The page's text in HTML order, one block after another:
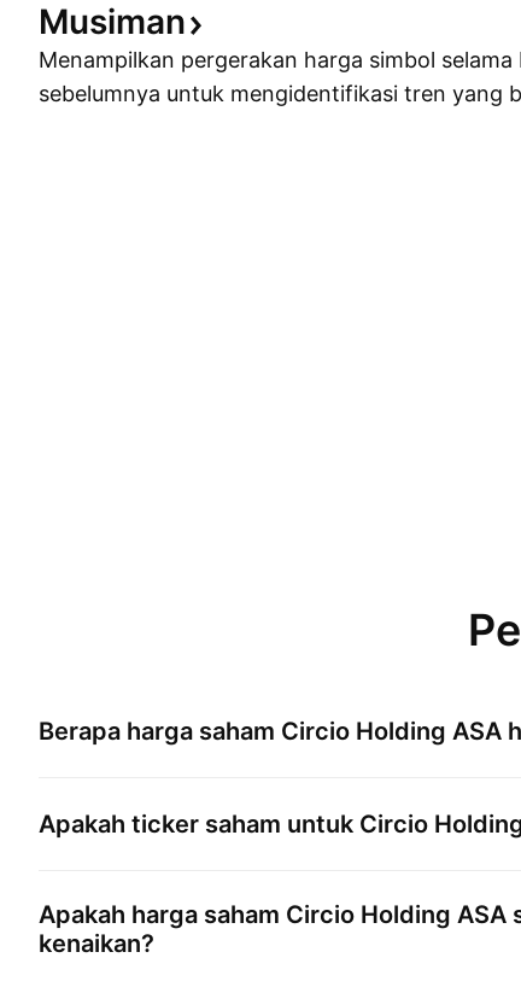
Musiman
Menampilkan pergerakan harga simbol
sebelumnya untuk mengidentifikasi tren yang
Berapa harga saham Circio Holding ASA
Apakah ticker saham untuk Circio
Apakah harga saham Circio Holding ASA
kenaikan?